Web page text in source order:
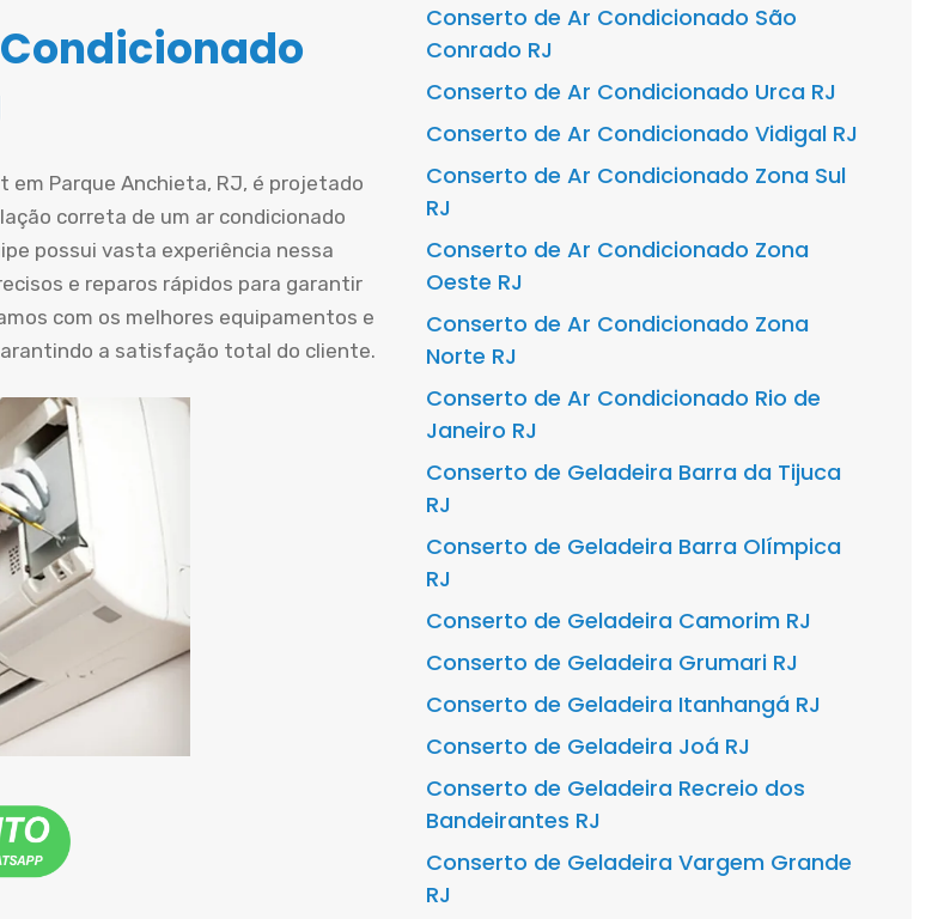
em Parque Anchieta, RJ, é projetado
correta de um ar condicionado
possui vasta experiência nessa
e reparos rápidos para garantir
com os melhores equipamentos e
a satisfação total do cliente.
Conserto de Ar Condicionado São
Conrado RJ
Conserto de Ar Condicionado Urca RJ
Conserto de Ar Condicionado Vidigal RJ
Conserto de Ar Condicionado Zona Sul
RJ
Conserto de Ar Condicionado Zona
Oeste RJ
Conserto de Ar Condicionado Zona
Norte RJ
Conserto de Ar Condicionado Rio de
Janeiro RJ
Conserto de Geladeira Barra da Tijuca
RJ
Conserto de Geladeira Barra Olímpica
RJ
Conserto de Geladeira Camorim RJ
Conserto de Geladeira Grumari RJ
Conserto de Geladeira Itanhangá RJ
Conserto de Geladeira Joá RJ
Conserto de Geladeira Recreio dos
Bandeirantes RJ
Conserto de Geladeira Vargem Grande
RJ